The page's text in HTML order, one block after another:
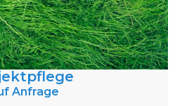
Anfrage